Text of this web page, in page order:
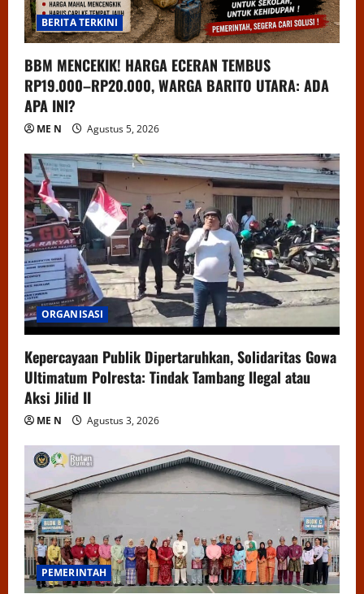
BERITA TERKINI
BBM MENCEKIK! HARGA ECERAN TEMBUS
RP19.000–RP20.000, WARGA BARITO UTARA: ADA
APA INI?
ME N Agustus 5, 2026
ORGANISASI
Kepercayaan Publik Dipertaruhkan, Solidaritas Gowa
Ultimatum Polresta: Tindak Tambang Ilegal atau
Aksi Jilid II
ME N Agustus 3, 2026
PEMERINTAH